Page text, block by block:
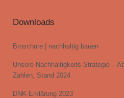
Downloads
Broschüre | nachhaltig bauen
Unsere Nachhaltigkeits-Strategie –
Zahlen, Stand 2024
DNK-Erklärung 2023